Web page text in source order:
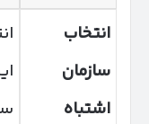
انتخاب
سازمان
اشتباه